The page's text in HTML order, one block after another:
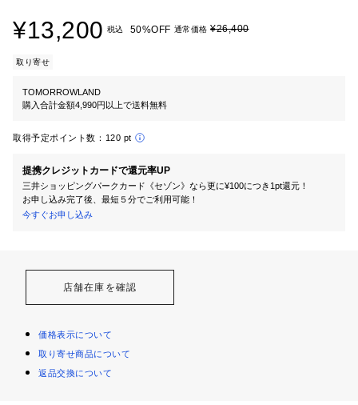
¥13,200 税込 50%OFF 通常価格 ¥26,400
取り寄せ
TOMORROWLAND
購入合計金額4,990円以上で送料無料
取得予定ポイント数： 120 pt
提携クレジットカードで還元率UP
三井ショッピングパークカード《セゾン》なら更に¥100につき1pt還元！
お申し込み完了後、最短５分でご利用可能！
今すぐお申し込み
店舗在庫を確認
価格表示について
取り寄せ商品について
返品交換について